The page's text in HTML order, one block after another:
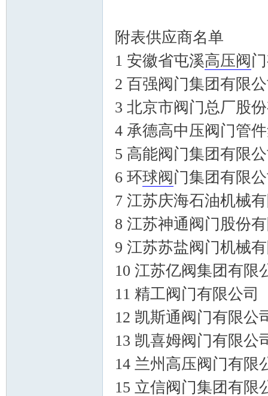
附表供应商名单
1 安徽省屯溪高压阀
2 百强阀门集团有限
3 北京市阀门总厂股
4 承德高中压阀门管
5 高能阀门集团有限
6 环球阀门集团有限
7 江苏庆海石油机械
8 江苏神通阀门股份
9 江苏苏盐阀门机械
10 江苏亿阀集团有限
11 精工阀门有限公司
12 凯斯通阀门有限公
13 凯喜姆阀门有限公
14 兰州高压阀门有限
15 立信阀门集团有限